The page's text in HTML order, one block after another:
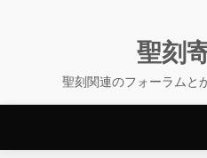
聖刻
聖刻関連のフォーラムと